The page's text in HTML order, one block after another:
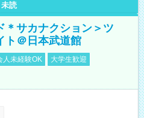
未読
＊サカナクション＞ツ
ト＠日本武道館
人未経験OK
大学生歓迎